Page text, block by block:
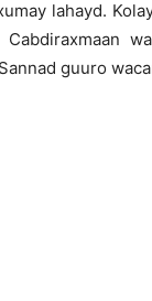
lahayd.
guuro